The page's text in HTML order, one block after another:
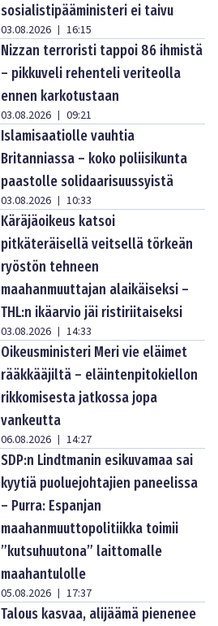
sosialistipääministeri ei taivu
03.08.2026 | 16:15
Nizzan terroristi tappoi 86 ihmistä
– pikkuveli rehenteli veriteolla
ennen karkotustaan
03.08.2026 | 09:21
Islamisaatiolle vauhtia
Britanniassa – koko poliisikunta
paastolle solidaarisuussyistä
03.08.2026 | 10:33
Käräjäoikeus katsoi
pitkäteräisellä veitsellä törkeän
ryöstön tehneen
maahanmuuttajan alaikäiseksi –
THL:n ikäarvio jäi ristiriitaiseksi
03.08.2026 | 14:33
Oikeusministeri Meri vie eläimet
rääkkääjiltä – eläintenpitokiellon
rikkomisesta jatkossa jopa
vankeutta
06.08.2026 | 14:27
SDP:n Lindtmanin esikuvamaa sai
kyytiä puoluejohtajien paneelissa
– Purra: Espanjan
maahanmuuttopolitiikka toimii
”kutsuhuutona” laittomalle
maahantulolle
05.08.2026 | 17:37
Talous kasvaa, alijäämä pienenee